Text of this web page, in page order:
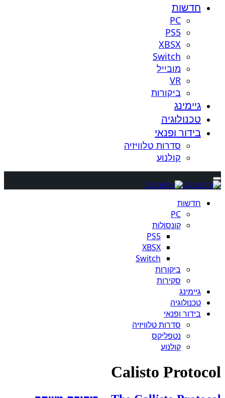
חדשות
PC
PS5
XBSX
Switch
מובייל
VR
ביקורות
גיימינג
טכנולוגיה
בידור ופנאי
סדרות טלוויזיה
קולנוע
חדשות
PC
קונסולות
PS5
XBSX
Switch
ביקורות
סקירות
גיימינג
טכנולוגיה
בידור ופנאי
סדרות טלוויזיה
נטפליקס
קולנוע
Calisto Protocol